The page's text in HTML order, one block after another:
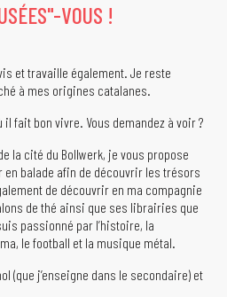
VOUS !
et travaille également. Je reste
à mes origines catalanes.
il fait bon vivre. Vous demandez à voir ?
la cité du Bollwerk, je vous propose
en balade afin de découvrir les trésors
de découvrir en ma compagnie
de thé ainsi que ses librairies que
passionné par l’histoire, la
le football et la musique métal.
(que j’enseigne dans le secondaire) et